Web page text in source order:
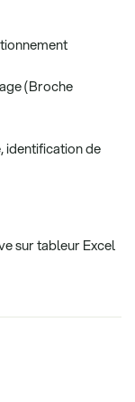
(Broche
identification de
sur tableur Excel